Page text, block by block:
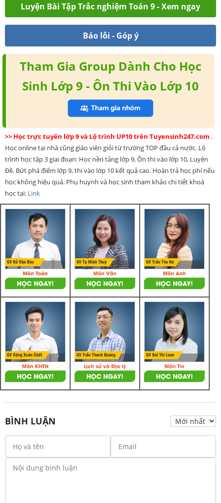
Luyện Bài Tập Trắc nghiệm Toán 9 - Xem ngay
Báo lỗi - Góp ý
Tham Gia Group Dành Cho Học
Sinh Lớp 9 - Ôn Thi Vào Lớp 10
>> Học trực tuyến lớp 9 và Lộ trình UP10 trên Tuyensinh247.com .
Học online tại nhà cũng giáo viên giỏi từ trường TOP đầu cả nước. Lộ
trình học tập 3 giai đoạn: Học nền tảng lớp 9, Ôn thi vào lớp 10, Luyện
Đề. Bứt phá điểm lớp 9, thi vào lớp 10 kết quả cao. Hoàn trả học phí nếu
học không hiệu quả. Phụ huynh và học sinh tham khảo chi tiết khoá
học tại: Link
BÌNH LUẬN